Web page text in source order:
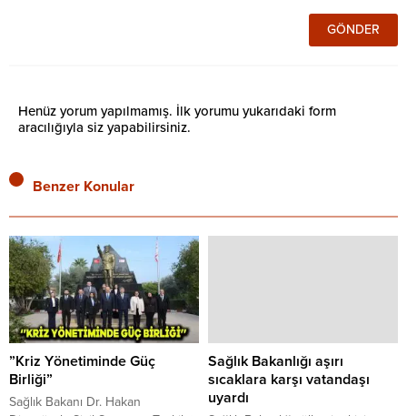
Henüz yorum yapılmamış. İlk yorumu yukarıdaki form
aracılığıyla siz yapabilirsiniz.
Benzer Konular
”Kriz Yönetiminde Güç
Birliği”
Sağlık Bakanı Dr. Hakan
Sağlık Bakanlığı aşırı
sıcaklara karşı vatandaşı
uyardı